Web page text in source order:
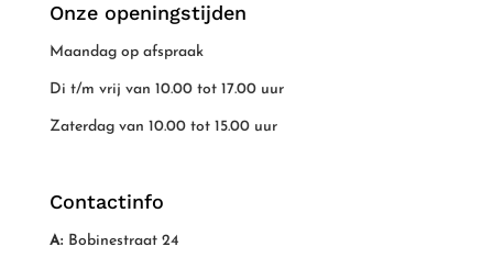
Onze openingstijden
Maandag op afspraak
Di t/m vrij van 10.00 tot 17.00 uur
Zaterdag van 10.00 tot 15.00 uur
Contactinfo
A: Bobinestraat 24